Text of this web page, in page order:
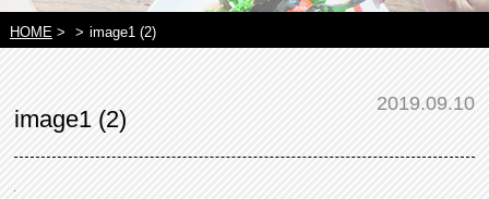
HOME> > image1 (2)
2019.09.10
image1 (2)